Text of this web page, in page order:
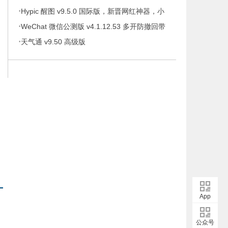
携版
·Hypic 醒图 v9.5.0 国际版，新晋网红神器，小
仙女修图！必！备！
·WeChat 微信公测版 v4.1.12.53 多开防撤回带
提示绿色版
·天气通 v9.50 高级版
App
公众号